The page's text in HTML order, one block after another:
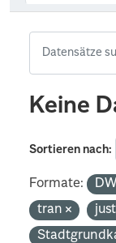
Keine
Sortieren nach
Formate:
tran